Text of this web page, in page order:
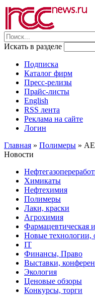
Искать в разделе
Подписка
Каталог фирм
Пресс-релизы
Прайс-листы
English
RSS лента
Реклама на сайте
Логин
Главная » Полимеры »
Новости
Химикаты
Нефтехимия
Полимеры
Лаки, краски
Агрохимия
Фармацевтическая
Новые технологии,
IT
Финансы, Право
Выставки,
Экология
Ценовые обзоры
Конкурсы, торги